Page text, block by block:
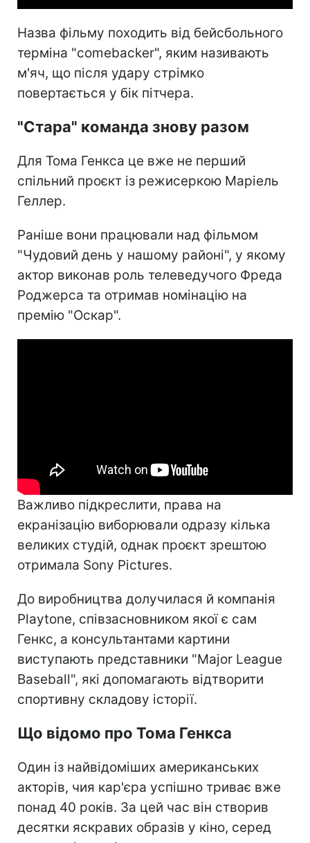
Назва фільму походить від бейсбольного
терміна "comebacker", яким називають
м'яч, що після удару стрімко
повертається у бік пітчера.
"Стара" команда знову разом
Для Тома Генкса це вже не перший
спільний проєкт із режисеркою Маріель
Геллер.
Раніше вони працювали над фільмом
"Чудовий день у нашому районі", у якому
актор виконав роль телеведучого Фреда
Роджерса та отримав номінацію на
премію "Оскар".
Важливо підкреслити, права на
екранізацію виборювали одразу кілька
великих студій, однак проєкт зрештою
отримала Sony Pictures.
До виробництва долучилася й компанія
Playtone, співзасновником якої є сам
Генкс, а консультантами картини
виступають представники "Major League
Baseball", які допомагають відтворити
спортивну складову історії.
Що відомо про Тома Генкса
Один із найвідоміших американських
акторів, чия кар'єра успішно триває вже
понад 40 років. За цей час він створив
десятки яскравих образів у кіно, серед